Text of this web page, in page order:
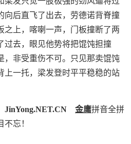
向后直飞了出去，劳德诺背脊撞
之上，喀喇一声，门板撞断了两
过去，眼见他势将把馄饨担撞
，非受重伤不可。只见那卖馄饨
上一托，梁发登时平平稳稳的站
JinYong.NET.CN 金庸拼音全拼
忘！